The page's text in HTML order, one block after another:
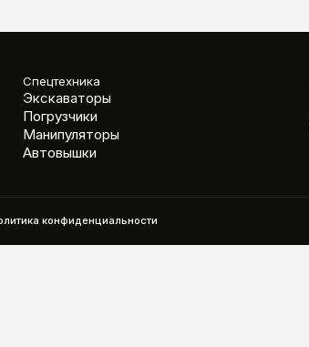
Спецтехника
Экскаваторы
Погрузчики
Манипуляторы
Автовышки
конфиденциальности